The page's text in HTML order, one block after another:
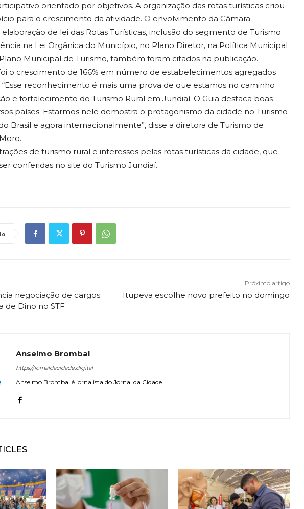
orientado por objetivos. A organização das rotas turísticas criou
para o crescimento da atividade. O envolvimento da Câmara
de lei das Rotas Turísticas, inclusão do segmento de Turismo
na Lei Orgânica do Município, no Plano Diretor, na Política Municipal
Municipal de Turismo, também foram citados na publicação.
o crescimento de 166% em número de estabelecimentos agregados
reconhecimento é mais uma prova de que estamos no caminho
e fortalecimento do Turismo Rural em Jundiaí. O Guia destaca boas
países. Estarmos nele demostra o protagonismo da cidade no Turismo
Brasil e agora internacionalmente”, disse a diretora de Turismo de
de turismo rural e interesses pelas rotas turísticas da cidade, que
conferidas no site do Turismo Jundiaí.
negociação de cargos
de Dino no STF
Próximo artigo
Itupeva escolhe novo prefeito no domingo
Anselmo Brombal
https://jornaldacidade.digital
Anselmo Brombal é jornalista do Jornal da Cidade